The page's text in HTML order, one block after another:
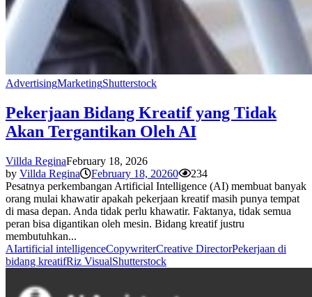
AdvertisingMarketingShutterstock
Pekerjaan Bidang Kreatif yang Tidak
Akan Tergantikan Oleh AI
Villda ReginaFebruary 18, 2026
by Villda Regina February 18, 20260
234
Pesatnya perkembangan Artificial Intelligence (AI) membuat banyak
orang mulai khawatir apakah pekerjaan kreatif masih punya tempat
di masa depan. Anda tidak perlu khawatir. Faktanya, tidak semua
peran bisa digantikan oleh mesin. Bidang kreatif justru
membutuhkan...
AIartificial intelligenceCopywriterCreative DirectorPekerjaan di
bidang kreatifRiz VisualShutterstock